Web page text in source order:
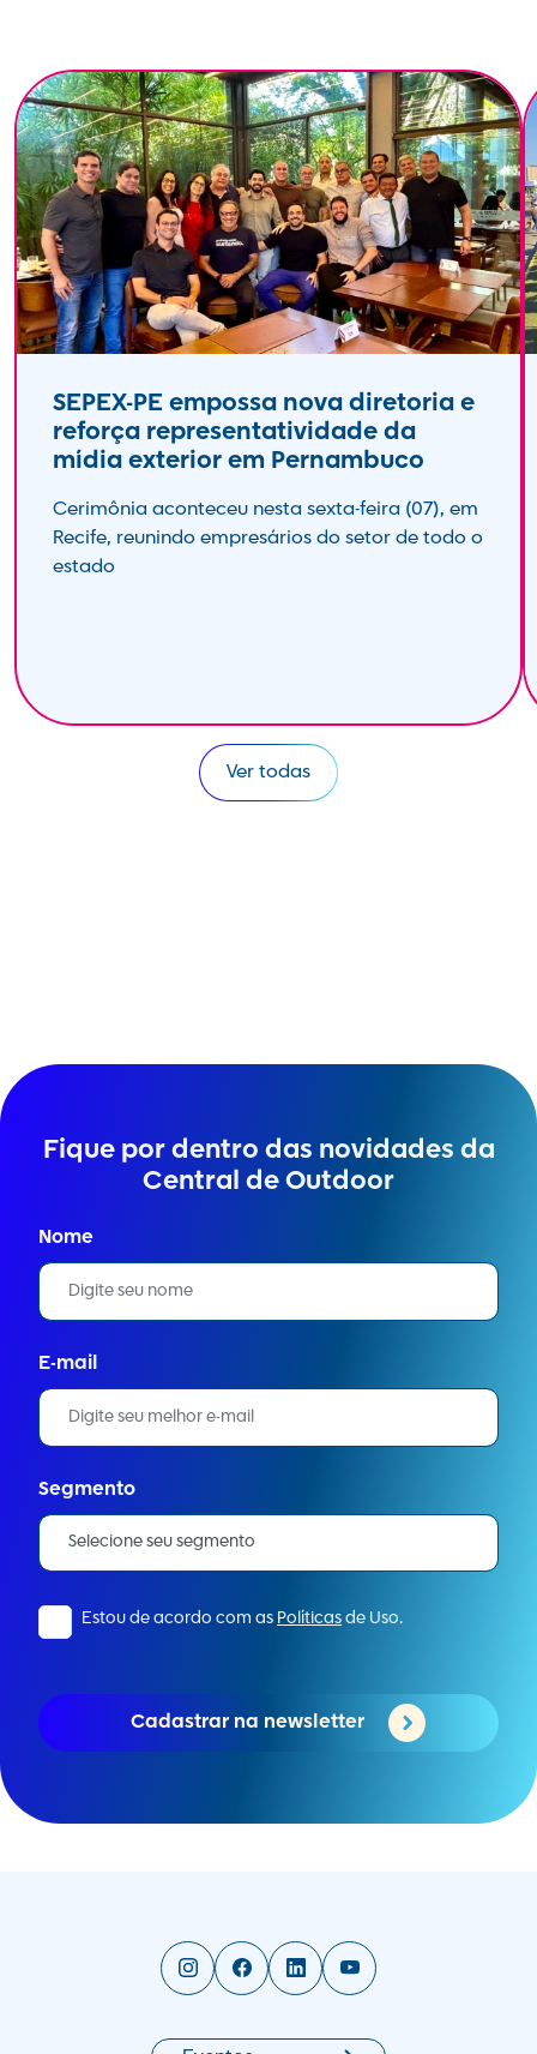
SEPEX-PE empossa nova diretoria e
reforça representatividade da
mídia exterior em Pernambuco
Cerimônia aconteceu nesta sexta-feira (07), em
Recife, reunindo empresários do setor de todo o
estado
Ver todas
Fique por dentro das novidades da
Central de Outdoor
Nome
E-mail
Segmento
Estou de acordo com as Políticas de Uso.
Cadastrar na newsletter